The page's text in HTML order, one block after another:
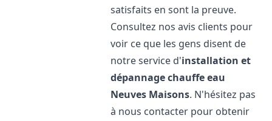
satisfaits en sont la preuve.
Consultez nos avis clients pour
voir ce que les gens disent de
notre service d'installation et
dépannage chauffe eau
Neuves Maisons. N'hésitez pas
à nous contacter pour obtenir